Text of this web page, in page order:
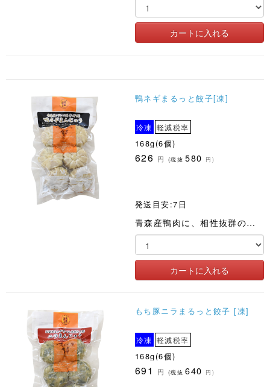
鴨ネギまるっと餃子[凍]
冷凍 軽減税率
168g(6個)
626 円 (税抜580 円)
発送目安:7日
青森産鴨肉に、相性抜群のネギをたっぷり加えました
もち豚ニラまるっと餃子 [凍]
冷凍 軽減税率
168g(6個)
691 円 (税抜640 円)